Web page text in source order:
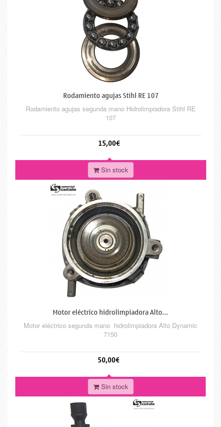
Rodamiento agujas Stihl RE 107
Rodamiento agujas segunda mano Hidrolimpiadora Stihl RE
107
15,00€
Sin stock
Motor eléctrico hidrolimpiadora Alto...
Motor eléctrico segunda mano hidrolimpiadora Alto Dynamic
7150
50,00€
Sin stock